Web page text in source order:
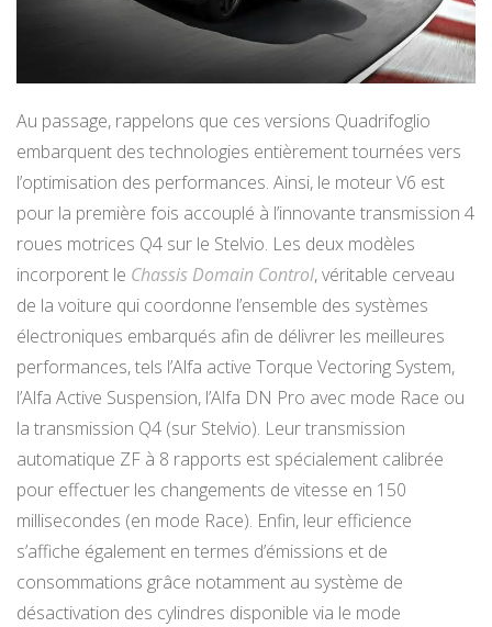
Au passage, rappelons que ces versions Quadrifoglio
embarquent des technologies entièrement tournées vers
l’optimisation des performances. Ainsi, le moteur V6 est
pour la première fois accouplé à l’innovante transmission 4
roues motrices Q4 sur le Stelvio. Les deux modèles
incorporent le Chassis Domain Control, véritable cerveau
de la voiture qui coordonne l’ensemble des systèmes
électroniques embarqués afin de délivrer les meilleures
performances, tels l’Alfa active Torque Vectoring System,
l’Alfa Active Suspension, l’Alfa DN Pro avec mode Race ou
la transmission Q4 (sur Stelvio). Leur transmission
automatique ZF à 8 rapports est spécialement calibrée
pour effectuer les changements de vitesse en 150
millisecondes (en mode Race). Enfin, leur efficience
s’affiche également en termes d’émissions et de
consommations grâce notamment au système de
désactivation des cylindres disponible via le mode